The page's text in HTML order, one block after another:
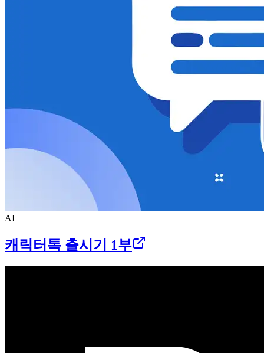
AI
캐릭터톡 출시기 1부